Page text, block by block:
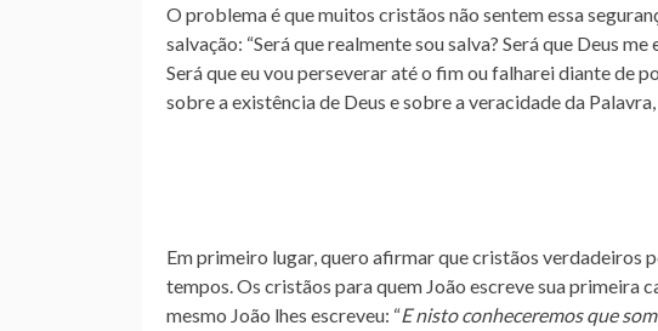
O problema é que muitos cristãos não sentem essa
salvação: “Será que realmente sou salva? Será que Deus
Será que eu vou perseverar até o fim ou falharei diante de
sobre a existência de Deus e sobre a veracidade da
Em primeiro lugar, quero afirmar que cristãos verdadeiros
tempos. Os cristãos para quem João escreve sua primeira
mesmo João lhes escreveu: “E nisto conheceremos que